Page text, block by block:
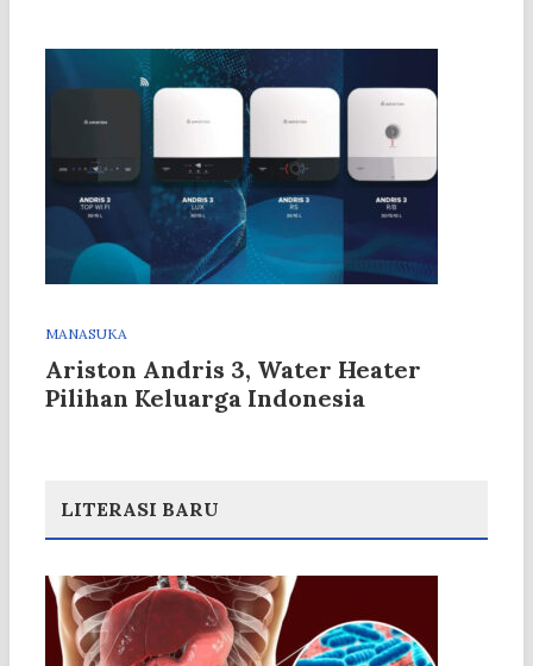
MANASUKA
Ariston Andris 3, Water Heater
Pilihan Keluarga Indonesia
LITERASI BARU